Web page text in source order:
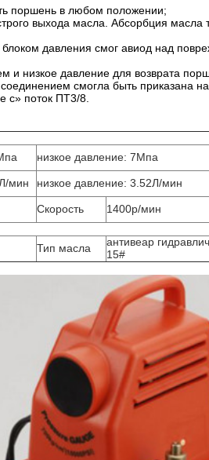
поршень в любом положении;
выхода масла. Абсорбция
давления смог авиод над
и низкое давление для возврата
смогла быть приказана
с» поток ПТ3/8.
низкое давление: 7Мпа
мин
низкое давление: 3.52Л/мин
Скорость
1400р/мин
Тип масла
антивеар
15#